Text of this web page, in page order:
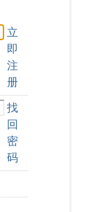
立
即
注
册
找
回
密
码